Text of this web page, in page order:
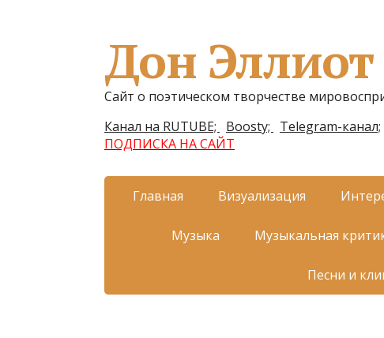
Дон Эллиот
Сайт о поэтическом творчестве
Канал на RUTUBE;
Boosty; Telegram-канал;
ПОДПИСКА НА САЙТ
Главная Визуализация
Музыка Музыкальная
Песни и